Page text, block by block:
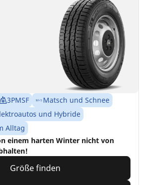
3PMSF
Matsch und Schnee
und Hybride
Alltag
einem harten Winter nicht von
Größe finden